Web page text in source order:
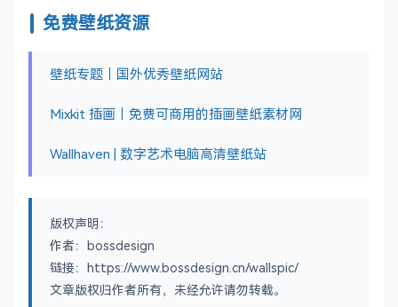
免费壁纸资源
壁纸专题｜国外优秀壁纸网站
Mixkit 插画｜免费可商用的插画壁纸素材网
Wallhaven | 数字艺术电脑高清壁纸站
版权声明：
作者：bossdesign
链接：https://www.bossdesign.cn/wallspic/
文章版权归作者所有，未经允许请勿转载。